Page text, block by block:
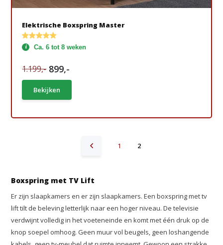
Elektrische Boxspring Master
Ca. 6 tot 8 weken
1.199,- 899,-
Bekijken
1 2
Boxspring met TV Lift
Er zijn slaapkamers en er zijn slaapkamers. Een boxspring met tv
lift tilt de beleving letterlijk naar een hoger niveau. De televisie
verdwijnt volledig in het voeteneinde en komt met één druk op de
knop soepel omhoog. Geen muur vol beugels, geen loshangende